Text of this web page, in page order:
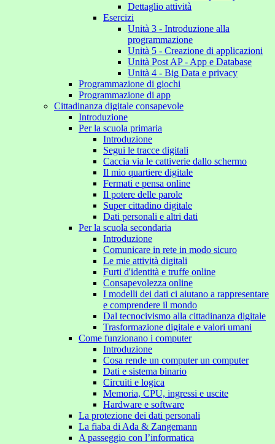
Dettaglio attività
Esercizi
Unità 3 - Introduzione alla
programmazione
Unità 5 - Creazione di applicazioni
Unità Post AP - App e Database
Unità 4 - Big Data e privacy
Programmazione di giochi
Programmazione di app
Cittadinanza digitale consapevole
Introduzione
Per la scuola primaria
Introduzione
Segui le tracce digitali
Caccia via le cattiverie dallo schermo
Il mio quartiere digitale
Fermati e pensa online
Il potere delle parole
Super cittadino digitale
Dati personali e altri dati
Per la scuola secondaria
Introduzione
Comunicare in rete in modo sicuro
Le mie attività digitali
Furti d'identità e truffe online
Consapevolezza online
I modelli dei dati ci aiutano a rappresentare
e comprendere il mondo
Dal tecnocivismo alla cittadinanza digitale
Trasformazione digitale e valori umani
Come funzionano i computer
Introduzione
Cosa rende un computer un computer
Dati e sistema binario
Circuiti e logica
Memoria, CPU, ingressi e uscite
Hardware e software
La protezione dei dati personali
La fiaba di Ada & Zangemann
A passeggio con l’informatica